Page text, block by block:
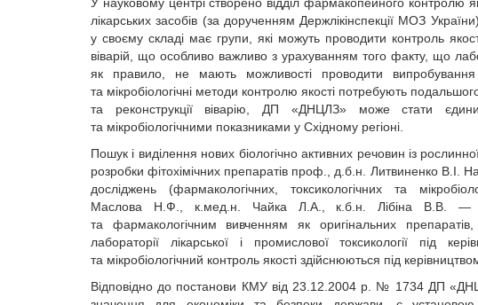
лікарських засобів (за дорученням Держлікінспекції МОЗ
у своєму складі має групи, які можуть проводити контроль
віварій, що особливо важливо з урахуванням того факту, що
як правило, не мають можливості проводити випробування
та мікробіологічні методи контролю якості потребують
та реконструкції віварію, ДП «ДНЦЛЗ» може стати
та мікробіологічними показниками у Східному регіоні.
Пошук і виділення нових біологічно активних речовин із
розробки фітохімічних препаратів проф., д.б.н. Литвиненко В.І.
досліджень (фармакологічних, токсикологічних та
Маслова Н.Ф., к.мед.н. Чайка Л.А., к.б.н. Лібіна В.В. —
та фармакологічним вивченням як оригінальних
лабораторії лікарської і промислової токсикології під
та мікробіологічний контроль якості здійснюються під
Відповідно до постанови КМУ від 23.12.2004 р. № 1734 ДП